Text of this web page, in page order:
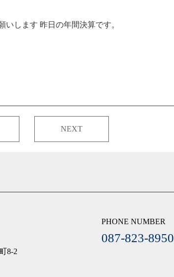
いします 昨日の年間決算です。
NEXT
8-2
PHONE NUMBER
087-823-8950